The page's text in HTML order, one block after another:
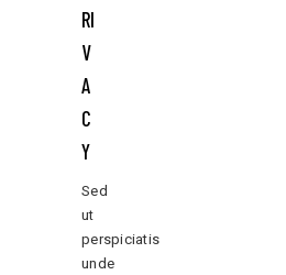
RI
V
A
C
Y
Sed
ut
perspiciatis
unde